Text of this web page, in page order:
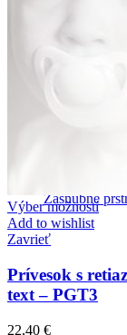
Zásnubné
Výber možností
Add to wishlist
Zavrieť
Prívesok s
text – PGT3
22,40 €